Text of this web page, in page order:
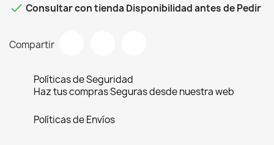
 Consultar con tienda Disponibilidad antes de Pedir
Compartir
Políticas de Seguridad
Haz tus compras Seguras desde nuestra web
Políticas de Envíos